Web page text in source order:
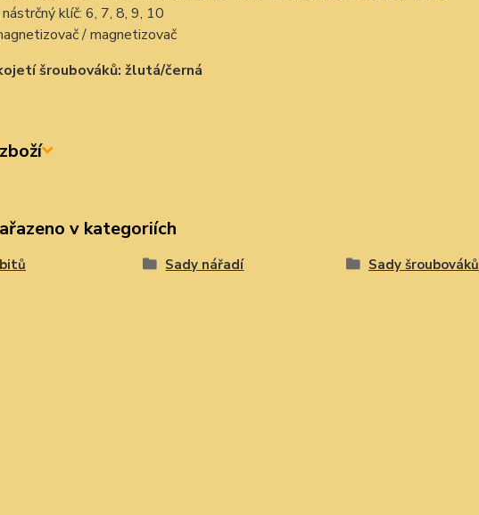
klíč: 6, 7, 8, 9, 10
/ magnetizovač
šroubováků: žlutá/černá
v kategoriích
Sady nářadí Sady šroubováků